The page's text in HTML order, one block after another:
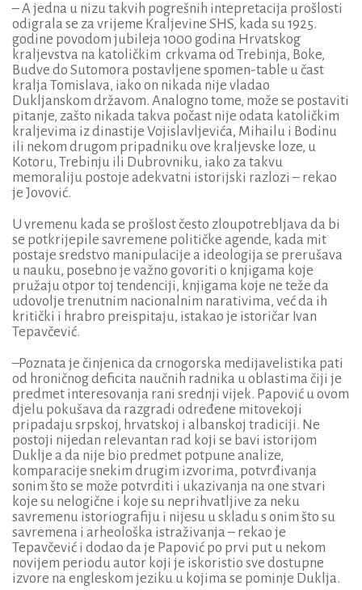
– A jedna u nizu takvih pogrešnih intepretacija prošlosti
odigrala se za vrijeme Kraljevine SHS, kada su 1925.
godine povodom jubileja 1000 godina Hrvatskog
kraljevstva na katoličkim crkvama od Trebinja, Boke,
Budve do Sutomora postavljene spomen-table u čast
kralja Tomislava, iako on nikada nije vladao
Dukljanskom državom. Analogno tome, može se postaviti
pitanje, zašto nikada takva počast nije odata katoličkim
kraljevima iz dinastije Vojislavljevića, Mihailu i Bodinu
ili nekom drugom pripadniku ove kraljevske loze, u
Kotoru, Trebinju ili Dubrovniku, iako za takvu
memoraliju postoje adekvatni istorijski razlozi – rekao
je Jovović.
U vremenu kada se prošlost često zloupotrebljava da bi
se potkrijepile savremene političke agende, kada mit
postaje sredstvo manipulacije a ideologija se prerušava
u nauku, posebno je važno govoriti o knjigama koje
pružaju otpor toj tendenciji, knjigama koje ne teže da
udovolje trenutnim nacionalnim narativima, već da ih
kritički i hrabro preispitaju, istakao je istoričar Ivan
Tepavčević.
–Poznata je činjenica da crnogorska medijavelistika pati
od hroničnog deficita naučnih radnika u oblastima čiji je
predmet interesovanja rani srednji vijek. Papović u ovom
djelu pokušava da razgradi određene mitovekoji
pripadaju srpskoj, hrvatskoj i albanskoj tradiciji. Ne
postoji nijedan relevantan rad koji se bavi istorijom
Duklje a da nije bio predmet potpune analize,
komparacije snekim drugim izvorima, potvrđivanja
sonim što se može potvrditi i ukazivanja na one stvari
koje su nelogične i koje su neprihvatljive za neku
savremenu istoriografiju i nijesu u skladu s onim što su
savremena i arheološka istraživanja – rekao je
Tepavčević i dodao da je Papović po prvi put u nekom
novijem periodu autor koji je iskoristio sve dostupne
izvore na engleskom jeziku u kojima se pominje Duklja.